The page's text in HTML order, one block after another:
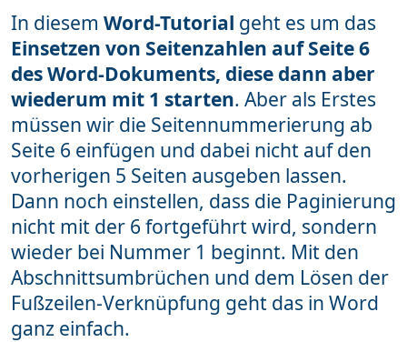
In diesem Word-Tutorial geht es um das
Einsetzen von Seitenzahlen auf Seite 6
des Word-Dokuments, diese dann aber
wiederum mit 1 starten. Aber als Erstes
müssen wir die Seitennummerierung ab
Seite 6 einfügen und dabei nicht auf den
vorherigen 5 Seiten ausgeben lassen.
Dann noch einstellen, dass die Paginierung
nicht mit der 6 fortgeführt wird, sondern
wieder bei Nummer 1 beginnt. Mit den
Abschnittsumbrüchen und dem Lösen der
Fußzeilen-Verknüpfung geht das in Word
ganz einfach.
Programme 35
Webdesign 15
Windows 19
Word 111
Unterstütze mich
Mehr über mich
Häufige Fragen